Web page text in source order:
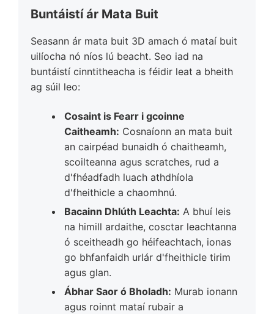
Buntáistí ár Mata Buit
Seasann ár mata buit 3D amach ó mataí buit
uilíocha nó níos lú beacht. Seo iad na
buntáistí cinntitheacha is féidir leat a bheith
ag súil leo:
Cosaint is Fearr i gcoinne
Caitheamh: Cosnaíonn an mata buit
an cairpéad bunaidh ó chaitheamh,
scoilteanna agus scratches, rud a
d'fhéadfadh luach athdhíola
d'fheithicle a chaomhnú.
Bacainn Dhlúth Leachta: A bhuí leis
na himill ardaithe, cosctar leachtanna
ó sceitheadh ​​go héifeachtach, ionas
go bhfanfaidh urlár d'fheithicle tirim
agus glan.
Ábhar Saor ó Bholadh: Murab ionann
agus roinnt mataí rubair a